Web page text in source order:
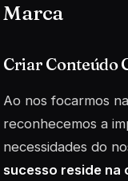
Marca
Criar Conteúdo
Ao nos focarmos
reconhecemos a
necessidades do
sucesso reside